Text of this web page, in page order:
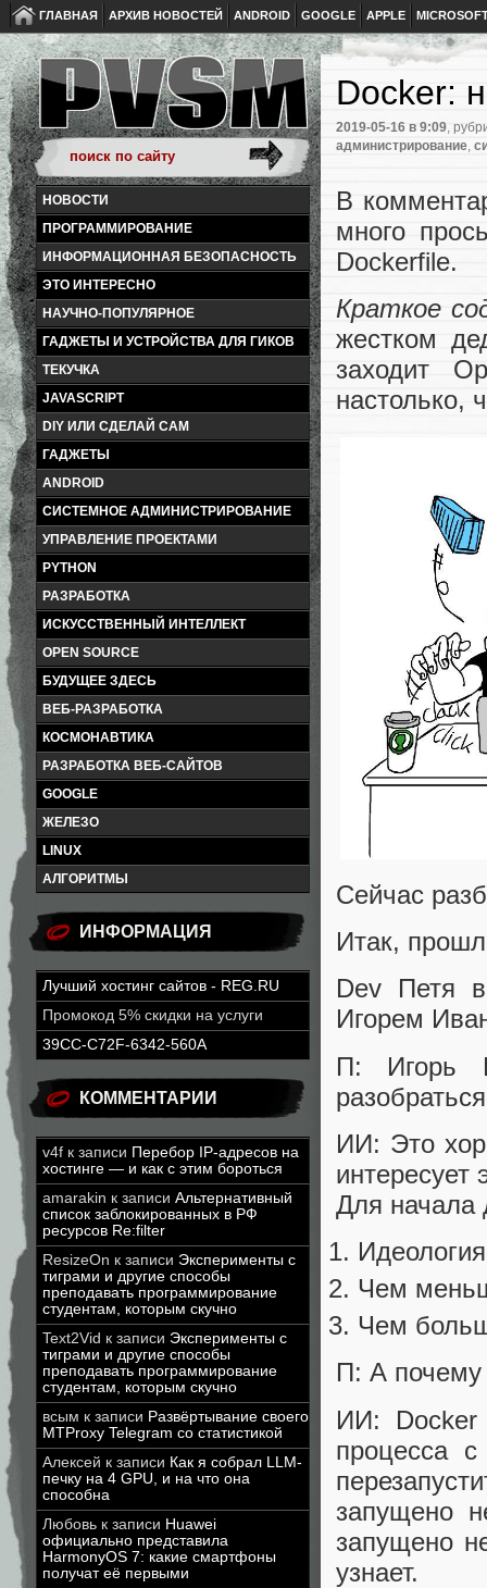
ГЛАВНАЯ АРХИВ НОВОСТЕЙ ANDROID GOOGLE APPLE
НОВОСТИ
ПРОГРАММИРОВАНИЕ
ИНФОРМАЦИОННАЯ БЕЗОПАСНОСТЬ
ЭТО ИНТЕРЕСНО
НАУЧНО-ПОПУЛЯРНОЕ
ГАДЖЕТЫ И УСТРОЙСТВА ДЛЯ ГИКОВ
ТЕКУЧКА
JAVASCRIPT
DIY ИЛИ СДЕЛАЙ САМ
ГАДЖЕТЫ
ANDROID
СИСТЕМНОЕ АДМИНИСТРИРОВАНИЕ
УПРАВЛЕНИЕ ПРОЕКТАМИ
PYTHON
РАЗРАБОТКА
ИСКУССТВЕННЫЙ ИНТЕЛЛЕКТ
OPEN SOURCE
БУДУЩЕЕ ЗДЕСЬ
ВЕБ-РАЗРАБОТКА
КОСМОНАВТИКА
РАЗРАБОТКА ВЕБ-САЙТОВ
GOOGLE
ЖЕЛЕЗО
LINUX
АЛГОРИТМЫ
ИНФОРМАЦИЯ
Лучший хостинг сайтов - REG.RU
Промокод 5% скидки на услуги
39CC-C72F-6342-560A
КОММЕНТАРИИ
v4f к записи Перебор IP-адресов на
хостинге — и как с этим бороться
amarakin к записи Альтернативный
список заблокированных в РФ
ресурсов Re:filter
ResizeOn к записи Эксперименты с
тиграми и другие способы
преподавать программирование
студентам, которым скучно
Text2Vid к записи Эксперименты с
тиграми и другие способы
преподавать программирование
студентам, которым скучно
всым к записи Развёртывание своего
MTProxy Telegram со статистикой
Алексей к записи Как я собрал LLM-
печку на 4 GPU, и на что она
способна
Любовь к записи Huawei
официально представила
HarmonyOS 7: какие смартфоны
получат её первыми
Docker:
2019-05-16 в 9:09,
администрирование,
В
много
Dockerfile.
Краткое
жестком
заходит
настолько,
Сейчас
Итак,
Dev Петя
Игорем
П: Игорь
ИИ: Это
интересует
Для начала
Чем
Чем
П: А почему
ИИ: Docker
процесса
запущено
запущено
узнает.